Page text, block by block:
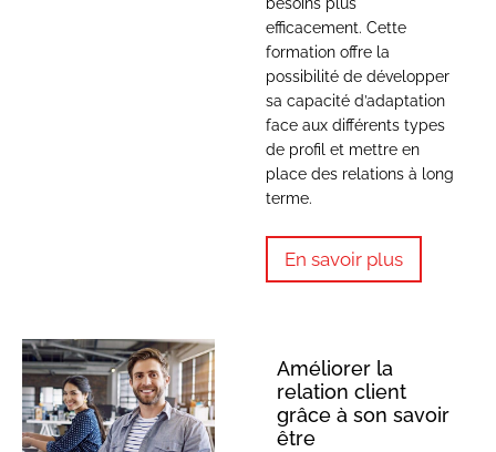
efficacement. Cette
formation offre la
possibilité de développer
sa capacité d’adaptation
face aux différents types
de profil et mettre en
place des relations à long
terme.
En savoir plus
Améliorer la
relation client
grâce à son savoir
être